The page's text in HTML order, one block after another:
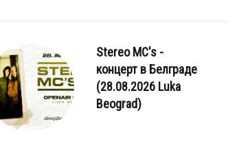
Stereo MC's -
концерт в Белграде
(28.08.2026 Luka
Beograd)